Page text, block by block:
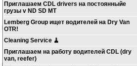
Приглашаем CDL drivers на постоянныйе
грузы v ND SD MT
Lemberg Group ищет водителей на Dry Van
OTR!
Cleaning Service 🧹
Приглашаем на работу водителей CDL (dry
van, reefer)